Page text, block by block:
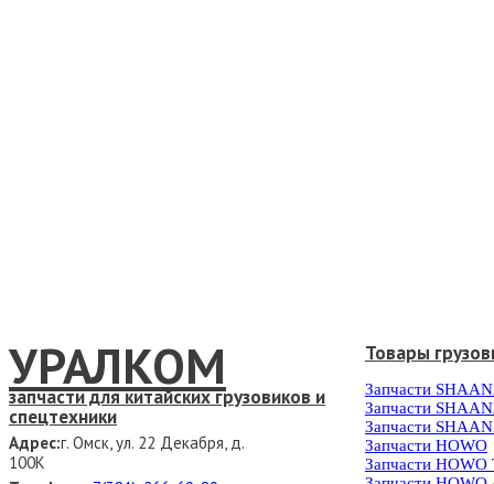
УРАЛКОМ
запчасти для китайских грузовиков и
спецтехники
Адрес:г. Омск, ул. 22 Декабря, д.
100К
Товары
Запчасти
Запчасти
Запчасти
Запчасти HOWO
Запчасти HOWO